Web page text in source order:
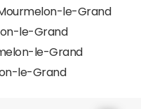
le-Grand
le-Grand
le-Grand
le-Grand